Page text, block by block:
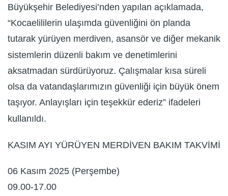
Büyükşehir Belediyesi’nden yapılan açıklamada,
“Kocaelililerin ulaşımda güvenliğini ön planda
tutarak yürüyen merdiven, asansör ve diğer mekanik
sistemlerin düzenli bakım ve denetimlerini
aksatmadan sürdürüyoruz. Çalışmalar kısa süreli
olsa da vatandaşlarımızın güvenliği için büyük önem
taşıyor. Anlayışları için teşekkür ederiz” ifadeleri
kullanıldı.
KASIM AYI YÜRÜYEN MERDİVEN BAKIM TAKVİMİ
06 Kasım 2025 (Perşembe)
09.00-17.00